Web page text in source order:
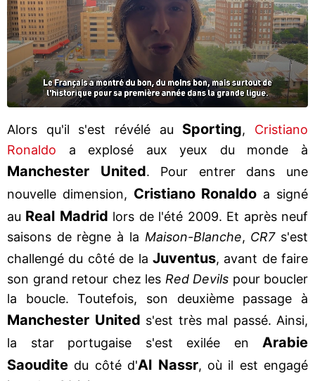
Alors qu'il s'est révélé au Sporting, Cristiano
Ronaldo a explosé aux yeux du monde à
Manchester United. Pour entrer dans une
nouvelle dimension, Cristiano Ronaldo a signé
au Real Madrid lors de l'été 2009. Et après neuf
saisons de règne à la Maison-Blanche, CR7s'est
challengé du côté de la Juventus, avant de faire
son grand retour chez les Red Devils pour boucler
la boucle. Toutefois, son deuxième passage à
Manchester United s'est très mal passé. Ainsi,
la star portugaise s'est exilée en Arabie
Saoudite du côté d'Al Nassr, où il est engagé